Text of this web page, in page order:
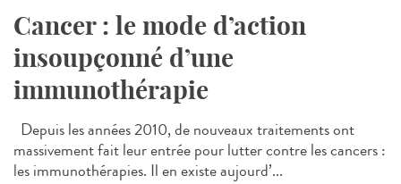
Cancer : le mode d’action
insoupçonné d’une
immunothérapie
Depuis les années 2010, de nouveaux traitements ont
massivement fait leur entrée pour lutter contre les cancers :
les immunothérapies. Il en existe aujourd’...